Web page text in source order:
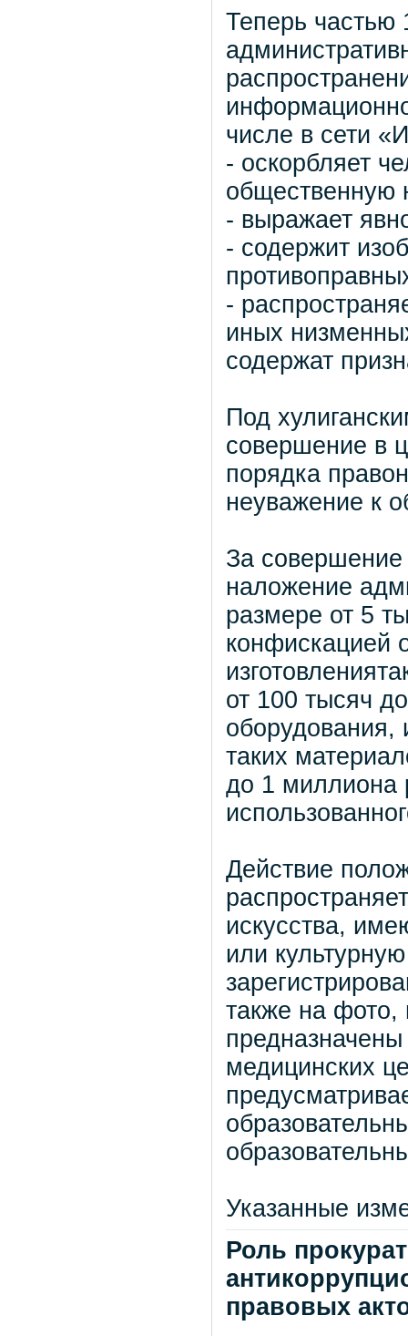
Теперь частью
числе в сети
- оскорбляет
общественную
- выражает
- содержит
-
иных
содержат
Под
совершение в
порядка
неуважение к
За совершение
наложение
размере от 5
конфискацией
от 100 тысяч
оборудования,
таких
до 1 миллиона
Действие
искусства,
или
также на фото,
медицинских
Указанные
Роль
правовых